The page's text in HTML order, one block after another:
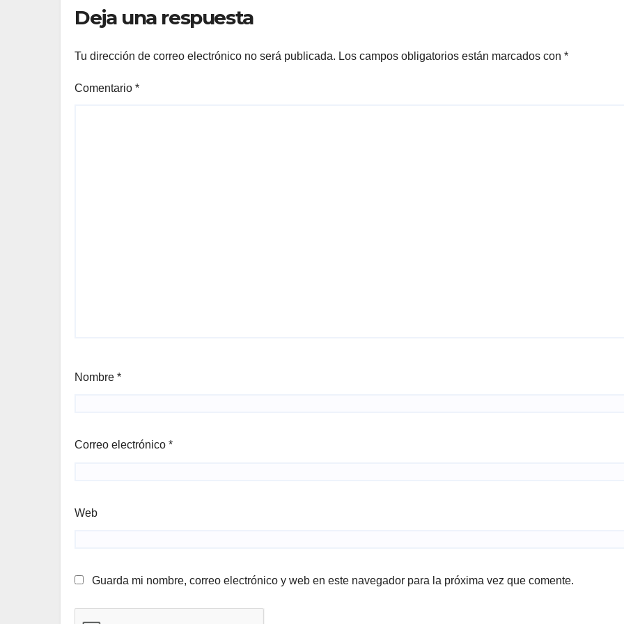
humana
Deja una respuesta
Tu dirección de correo electrónico no será publicada. Los campos obligatorios están marcados con *
Comentario *
Nombre *
Correo electrónico *
Web
Guarda mi nombre, correo electrónico y web en este navegador para la próxima vez que comente.